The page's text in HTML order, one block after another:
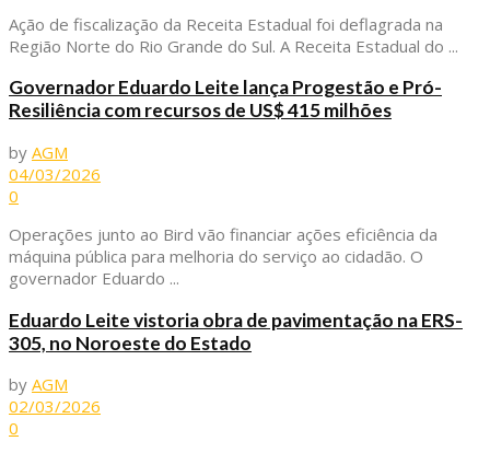
Ação de fiscalização da Receita Estadual foi deflagrada na
Região Norte do Rio Grande do Sul. A Receita Estadual do ...
Governador Eduardo Leite lança Progestão e Pró-
Resiliência com recursos de US$ 415 milhões
by AGM
04/03/2026
0
Operações junto ao Bird vão financiar ações eficiência da
máquina pública para melhoria do serviço ao cidadão. O
governador Eduardo ...
Eduardo Leite vistoria obra de pavimentação na ERS-
305, no Noroeste do Estado
by AGM
02/03/2026
0